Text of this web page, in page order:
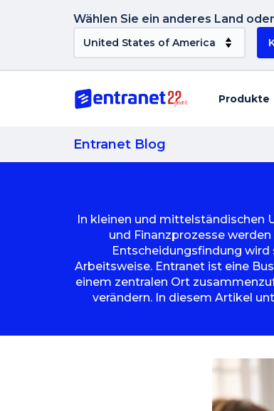
Wählen Sie ein anderes Land
Produkte
Entranet Blog
In kleinen und mittelständischen
und Finanzprozesse
Entscheidungsfindung
Arbeitsweise. Entranet ist eine
einem zentralen Ort
verändern. In diesem Artikel